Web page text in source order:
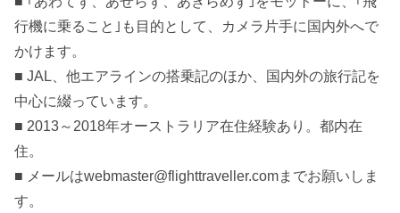
行機に乗ること｣も目的として、カメラ片手に国内外へで
かけます。
■ JAL、他エアラインの搭乗記のほか、国内外の旅行記を
中心に綴っています。
■ 2013～2018年オーストラリア在住経験あり。都内在
住。
■ メールはwebmaster@flighttraveller.comまでお願いしま
す。